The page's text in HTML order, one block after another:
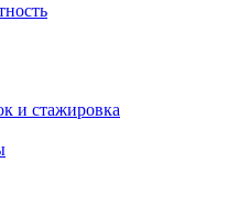
и стажировка